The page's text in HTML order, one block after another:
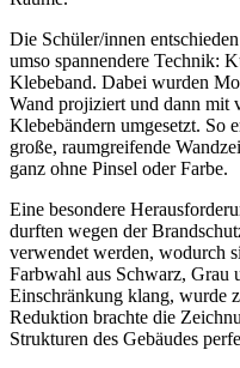
Die Schüler/innen
umso spannendere Technik:
Klebeband. Dabei wurden
Wand projiziert und dann mit
Klebebändern umgesetzt. So
große, raumgreifende
ganz ohne Pinsel oder Farbe.
Eine besondere
durften wegen der
verwendet werden, wodurch
Farbwahl aus Schwarz, Grau
Einschränkung klang, wurde
Reduktion brachte die
Strukturen des Gebäudes